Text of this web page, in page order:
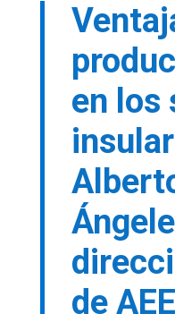
en los
de AEE